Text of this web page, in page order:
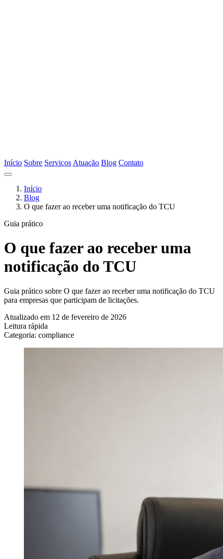
Início Sobre Serviços Atuação Blog Contato
Início
Blog
O que fazer ao receber uma notificação do TCU
Guia prático
O que fazer ao receber uma
notificação do TCU
Guia prático sobre O que fazer ao receber uma notificação do TCU
para empresas que participam de licitações.
Atualizado em 12 de fevereiro de 2026
Leitura rápida
Categoria: compliance